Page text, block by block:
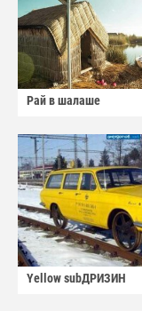
Рай в шалаше
Yellow subДРИЗИН